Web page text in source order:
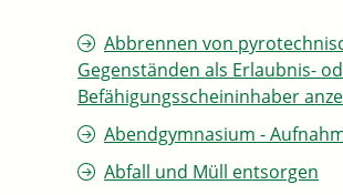
Abbrennen von
Gegenständen als Erlaubnis-
Befähigungsscheininhaber
Abendgymnasium -
Abfall und Müll entsorgen